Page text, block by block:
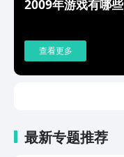
2009年游戏有哪些
查看更多
最新专题推荐